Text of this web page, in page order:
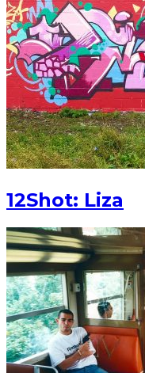
12Shot: Liza